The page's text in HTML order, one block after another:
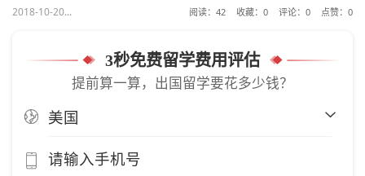
2018-10-20... 阅读： 42 收藏： 0 评论： 0 点赞： 0
3秒免费留学费用评估
提前算一算，出国留学要花多少钱？